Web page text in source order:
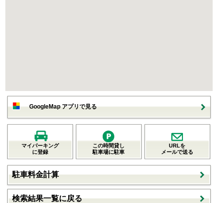
GoogleMap アプリで見る
マイパーキング
に登録
この時間貸し
駐車場に駐車
URLを
メールで送る
駐車料金計算
検索結果一覧に戻る